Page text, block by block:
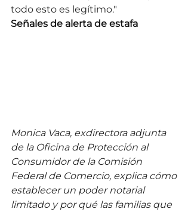
todo esto es legítimo."
Señales de alerta de estafa
Monica Vaca, exdirectora adjunta
de la Oficina de Protección al
Consumidor de la Comisión
Federal de Comercio, explica cómo
establecer un poder notarial
limitado y por qué las familias que